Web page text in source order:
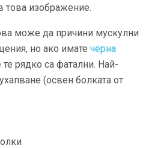
това изображение.
може да причини мускулни
но ако имате черна
те рядко са фатални. Най-
(освен болката от